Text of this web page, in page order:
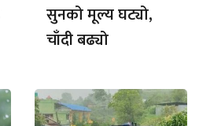
सुनको मूल्य घट्यो,
चाँदी बढ्यो